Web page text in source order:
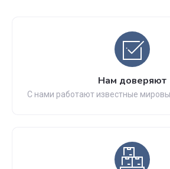
Нам доверяют
С нами работают известные